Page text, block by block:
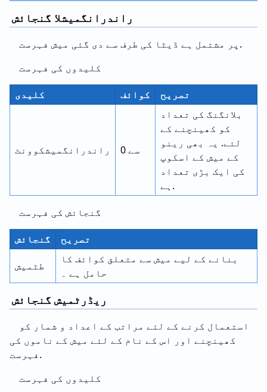
راندرانگمیشلا گنجائش
پر مشتمل ہے ڈیٹا کی طرف سے دی گئی میش فہرست.
کلیدوں کی فہرست
کلیدی کوائف تصریح
راندرانگمیشکوونٹ 0 سے
بلانگنگ کی تعداد
کو کھینچنے کے
لئے. یہ بھی رینو
کے میش کے اسکوپ
کی ایک بڑی تعداد
ہے.
گنجائش کی فہرست
گنجائش تصریح
طٹمیش
بنانے کے لیے میش سے متعلق کوائف کا
حامل ہے ۔
ریڈرٹمیش گنجائش
استعمال کرنے کے لئے مراتب کے اعداد و شمار کو
کھینچنے اور اس کے نام کے لئے میش کے ناموں کی
فہرست.
کلیدوں کی فہرست